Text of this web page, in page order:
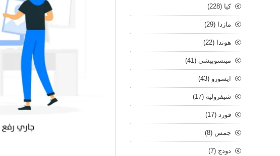
كيا (228)
مازدا (29)
هوندا (22)
ميتسوبيشي (41)
ايسوزو (43)
شيفروليه (17)
فورد (17)
جمس (8)
دودج (7)